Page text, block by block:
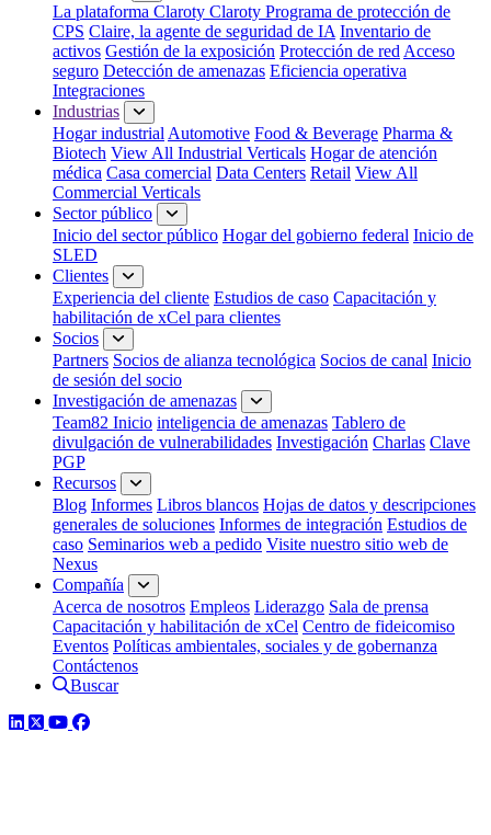
La plataforma Claroty Claroty Programa de protección de
CPS Claire, la agente de seguridad de IA Inventario de
activos Gestión de la exposición Protección de red Acceso
seguro Detección de amenazas Eficiencia operativa
Integraciones
Industrias
Hogar industrial Automotive Food & Beverage Pharma &
Biotech View All Industrial Verticals Hogar de atención
médica Casa comercial Data Centers Retail View All
Commercial Verticals
Sector público
Inicio del sector público Hogar del gobierno federal Inicio de
SLED
Clientes
Experiencia del cliente Estudios de caso Capacitación y
habilitación de xCel para clientes
Socios
Partners Socios de alianza tecnológica Socios de canal Inicio
de sesión del socio
Investigación de amenazas
Team82 Inicio inteligencia de amenazas Tablero de
divulgación de vulnerabilidades Investigación Charlas Clave
PGP
Recursos
Blog Informes Libros blancos Hojas de datos y descripciones
generales de soluciones Informes de integración Estudios de
caso Seminarios web a pedido Visite nuestro sitio web de
Nexus
Compañía
Acerca de nosotros Empleos Liderazgo Sala de prensa
Capacitación y habilitación de xCel Centro de fideicomiso
Eventos Políticas ambientales, sociales y de gobernanza
Contáctenos
Buscar
LinkedIn
TwitterYouTube
Facebook